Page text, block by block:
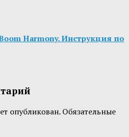
Harmony. Инструкция по
опубликован. Обязательные